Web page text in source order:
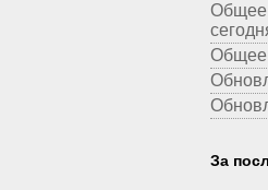
Общее
Общее
За